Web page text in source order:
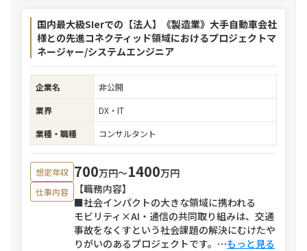
国内最大級SIerでの【法人】《製造業》大手自動車会社
様との先進コネクティッド領域におけるプロジェクトマ
ネージャー/システムエンジニア
企業名
非公開
業界
DX・IT
業種・職種
コンサルタント
想定年収 700万円〜1400万円
仕事内容
【職務内容】
■社会インパクトの大きな領域に携われる
モビリティ×AI・通信の共同取り組みは、交通
事故をなくすという社会課題の解決にむけたや
りがいのあるプロジェクトです。 ⋯もっと見る